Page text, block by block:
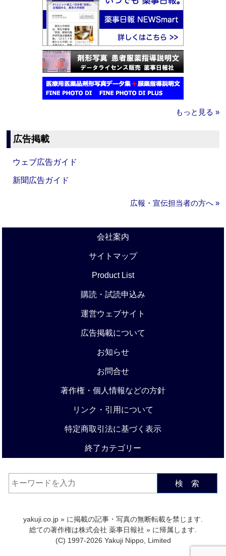
もっと見る »
広告掲載
ウェブ広告ガイド
新聞広告ガイド
広報・宣伝担当者の方へ »
会社案内
サイトマップ
Product List
購読・試読申込み
運営ウェブサイト
広告掲載について
お知らせ
お問合せ
著作権・個人情報などの方針
リンク・引用について
特定商取引法に基づく表示
終了カテゴリー
検 索
yakuji.co.jp » に掲載の記事・写真の無断転載を禁じます.
総ての著作権は株式会社 薬事日報社 » に帰属します.
(C) 1997-2026 Yakuji Nippo, Limited